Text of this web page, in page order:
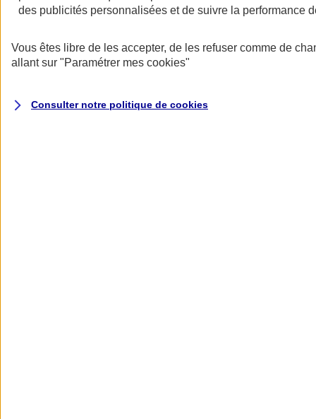
AXA Assurance
des publicités personnalisées et de suivre la performance
Vous êtes libre de les accepter, de les refuser comme de
allant sur "Paramétrer mes cookies"
Consulter notre politique de cookies